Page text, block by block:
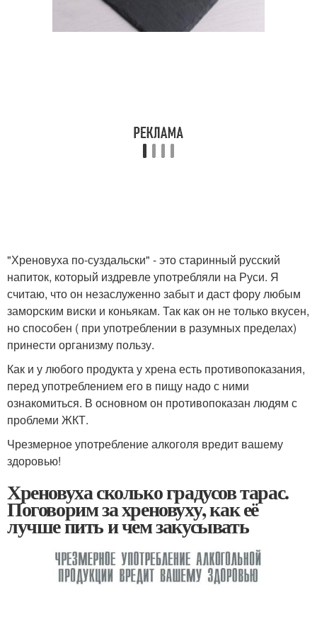
"Хреновуха по-суздальски" - это старинный русский
напиток, который издревле употребляли на Руси. Я
считаю, что он незаслуженно забыт и даст фору любым
заморским виски и коньякам. Так как он не только вкусен,
но способен ( при употреблении в разумных пределах)
принести организму пользу.
Как и у любого продукта у хрена есть противопоказания,
перед употреблением его в пищу надо с ними
ознакомиться. В основном он противопоказан людям с
проблеми ЖКТ.
Чрезмерное употребление алкоголя вредит вашему
здоровью!
Хреновуха сколько градусов тарас.
Поговорим за хреновуху, как её
лучше пить и чем закусывать